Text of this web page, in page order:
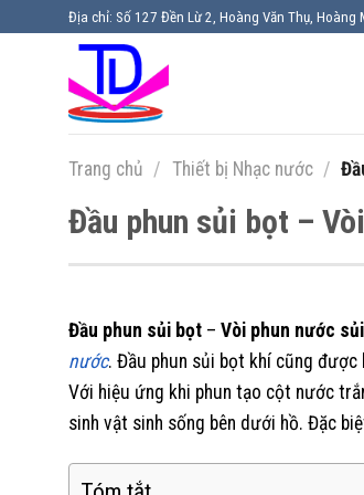
Địa chỉ: Số 127 Đền Lừ 2, Hoàng Văn Thụ, Hoàng
Trang chủ / Thiết bị Nhạc nước /
Đầu phun sủi bọt –
Đầu phun sủi bọt – Vòi phun nước
nước. Đầu phun sủi bọt khí cũng được
Với hiệu ứng khi phun tạo cột nước
sinh vật sinh sống bên dưới hồ. Đặc